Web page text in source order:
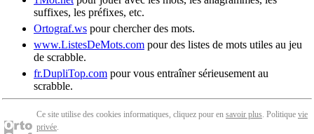
suffixes, les préfixes, etc.
Ortograf.ws pour chercher des mots.
www.ListesDeMots.com pour des listes de mots utiles au jeu
de scrabble.
fr.DupliTop.com pour vous entraîner sérieusement au
scrabble.
Ce site utilise des cookies informatiques, cliquez pour en savoir plus. Politique vie
privée.